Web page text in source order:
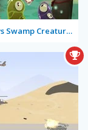
Wizards vs Swamp Creatures